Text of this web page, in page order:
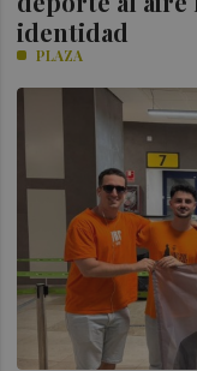
identidad
PLAZA